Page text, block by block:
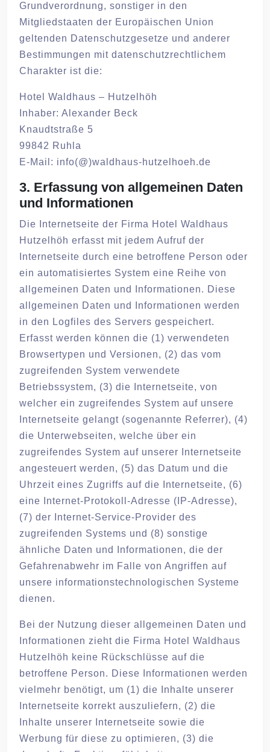
Grundverordnung, sonstiger in den
Mitgliedstaaten der Europäischen Union
geltenden Datenschutzgesetze und anderer
Bestimmungen mit datenschutzrechtlichem
Charakter ist die:
Hotel Waldhaus – Hutzelhöh
Inhaber: Alexander Beck
Knaudtstraße 5
99842 Ruhla
E-Mail: info(@)waldhaus-hutzelhoeh.de
3. Erfassung von allgemeinen Daten
und Informationen
Die Internetseite der Firma Hotel Waldhaus
Hutzelhöh erfasst mit jedem Aufruf der
Internetseite durch eine betroffene Person oder
ein automatisiertes System eine Reihe von
allgemeinen Daten und Informationen. Diese
allgemeinen Daten und Informationen werden
in den Logfiles des Servers gespeichert.
Erfasst werden können die (1) verwendeten
Browsertypen und Versionen, (2) das vom
zugreifenden System verwendete
Betriebssystem, (3) die Internetseite, von
welcher ein zugreifendes System auf unsere
Internetseite gelangt (sogenannte Referrer), (4)
die Unterwebseiten, welche über ein
zugreifendes System auf unserer Internetseite
angesteuert werden, (5) das Datum und die
Uhrzeit eines Zugriffs auf die Internetseite, (6)
eine Internet-Protokoll-Adresse (IP-Adresse),
(7) der Internet-Service-Provider des
zugreifenden Systems und (8) sonstige
ähnliche Daten und Informationen, die der
Gefahrenabwehr im Falle von Angriffen auf
unsere informationstechnologischen Systeme
dienen.
Bei der Nutzung dieser allgemeinen Daten und
Informationen zieht die Firma Hotel Waldhaus
Hutzelhöh keine Rückschlüsse auf die
betroffene Person. Diese Informationen werden
vielmehr benötigt, um (1) die Inhalte unserer
Internetseite korrekt auszuliefern, (2) die
Inhalte unserer Internetseite sowie die
Werbung für diese zu optimieren, (3) die